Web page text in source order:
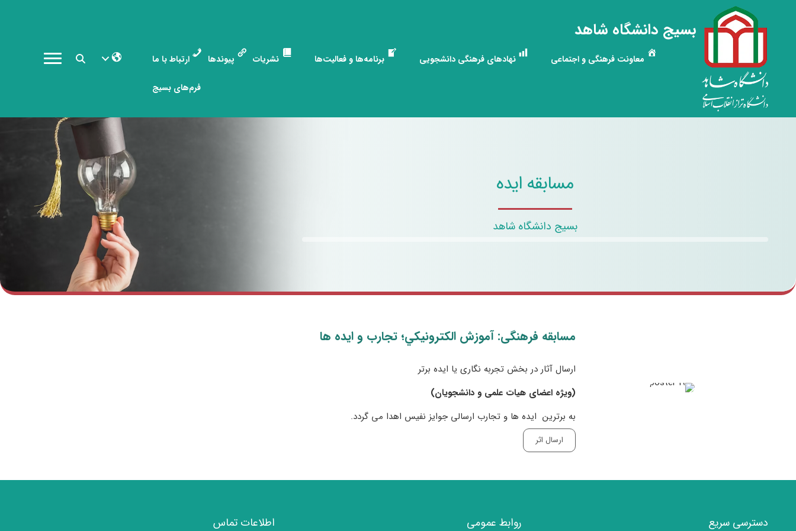
بسیج دانشگاه شاهد
معاونت فرهنگی و اجتماعی نهادهای فرهنگی دانشجویی برنامه‌ها و فعالیت‌ها نشریات پیوندها ارتباط با ما
فرم‌های بسیج
مسابقه ایده
بسیج دانشگاه شاهد
مسابقه فرهنگی: آموزش الکترونيکي؛ تجارب و ايده ها
ارسال آثار در بخش تجربه نگاری یا ایده برتر
(ویژه اعضای هیات علمی و دانشجویان)​
به برترین ایده ها و تجارب ارسالی جوایز نفیس اهدا می گردد.
ارسال اثر
دسترسی سریع روابط عمومی اطلاعات تماس